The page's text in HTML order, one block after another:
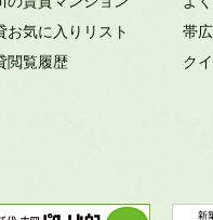
お気に入りリスト
閲覧履歴
帯
ク